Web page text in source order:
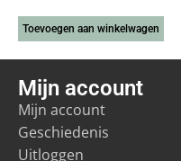
Toevoegen aan winkelwagen
Mijn account
Mijn account
Geschiedenis
Uitloggen